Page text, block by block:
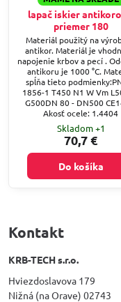
lapač iskier
priemer 180
Materiál použitý na
antikor. Materiál je
napojenie krbov a pecí .
antikoru je 1000 °C.
spĺňa tieto
1856-1 T450 N1 W Vm
G500DN 80 - DN500
Akosť ocele: 1.4404
Skladom +1
70,7 €
Do košíka
Kontakt
KRB-TECH s.r.o.
Hviezdoslavova 179
Nižná (na Orave) 02743